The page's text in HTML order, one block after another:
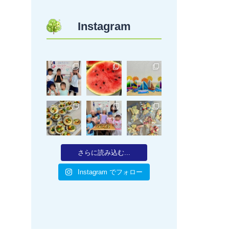
Instagram
さらに読み込む...
Instagram でフォロー